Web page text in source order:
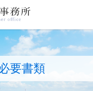
要書類